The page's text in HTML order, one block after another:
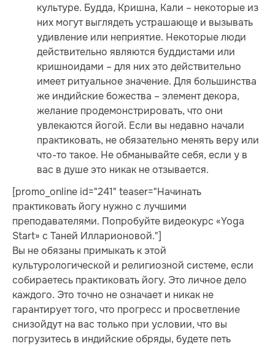
культуре. Будда, Кришна, Кали – некоторые из
них могут выглядеть устрашающе и вызывать
удивление или неприятие. Некоторые люди
действительно являются буддистами или
кришноидами – для них это действительно
имеет ритуальное значение. Для большинства
же индийские божества – элемент декора,
желание продемонстрировать, что они
увлекаются йогой. Если вы недавно начали
практиковать, не обязательно менять веру или
что-то такое. Не обманывайте себя, если у в
вас в душе это никак не отзывается.
[promo_online id="241" teaser="Начинать
практиковать йогу нужно с лучшими
преподавателями. Попробуйте видеокурс «Yoga
Start» с Таней Илларионовой."]
Вы не обязаны примыкать к этой
культурологической и религиозной системе, если
собираетесь практиковать йогу. Это личное дело
каждого. Это точно не означает и никак не
гарантирует того, что прогресс и просветление
снизойдут на вас только при условии, что вы
погрузитесь в индийские обряды, будете петь